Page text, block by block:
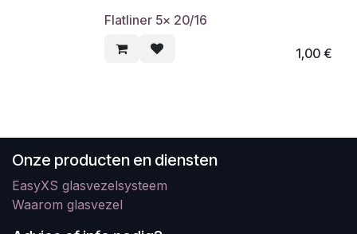
Flatliner 5x 20/16
1,00€
Onze producten en diensten
EasyXS glasvezelsysteem
Waarom glasvezel